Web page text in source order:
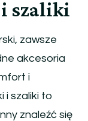
szaliki
zawsze
akcesoria
i
i szaliki to
znaleźć się